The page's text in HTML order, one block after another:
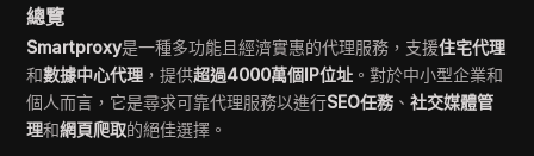
總覽
Smartproxy是一種多功能且經濟實惠的代理服務，支援住宅代理
和數據中心代理 ，提供超過4000萬個IP位址 。對於中小型企業和
個人而言，它是尋求可靠代理服務以進行SEO任務 、社交媒體管
理和網頁爬取的絕佳選擇。